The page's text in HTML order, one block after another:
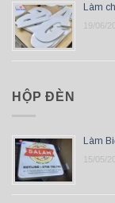
Làm
19/06/
HỘP ĐÈN
Làm
15/05/